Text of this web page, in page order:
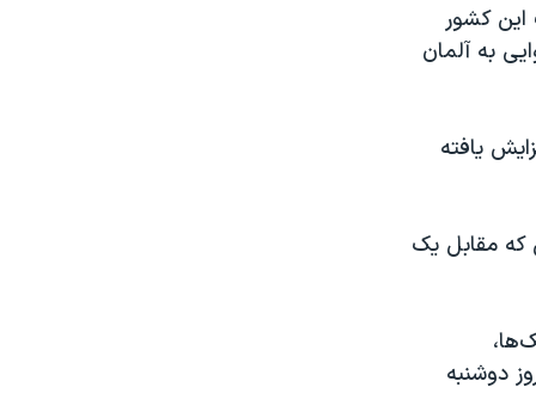
این کشور
به آلمان
یافته
که مقابل یک
دوشنبه